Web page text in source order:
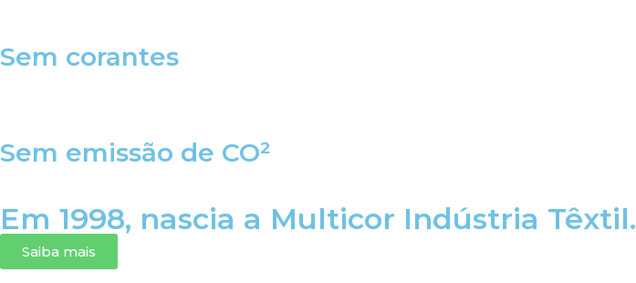
Sem corantes
Sem emissão de CO²
Em 1998, nascia a Multicor Indústria Têxtil.
Saiba mais